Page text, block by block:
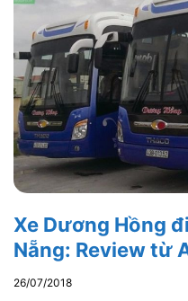
Xe Dương Hồng
Nẵng: Review từ
26/07/2018